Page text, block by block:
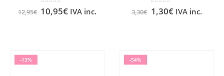
0 out of 5
12,95€ 10,95€ IVA inc. 0out of 5
3,30€ 1,30€ IVA inc.
-13% -54%